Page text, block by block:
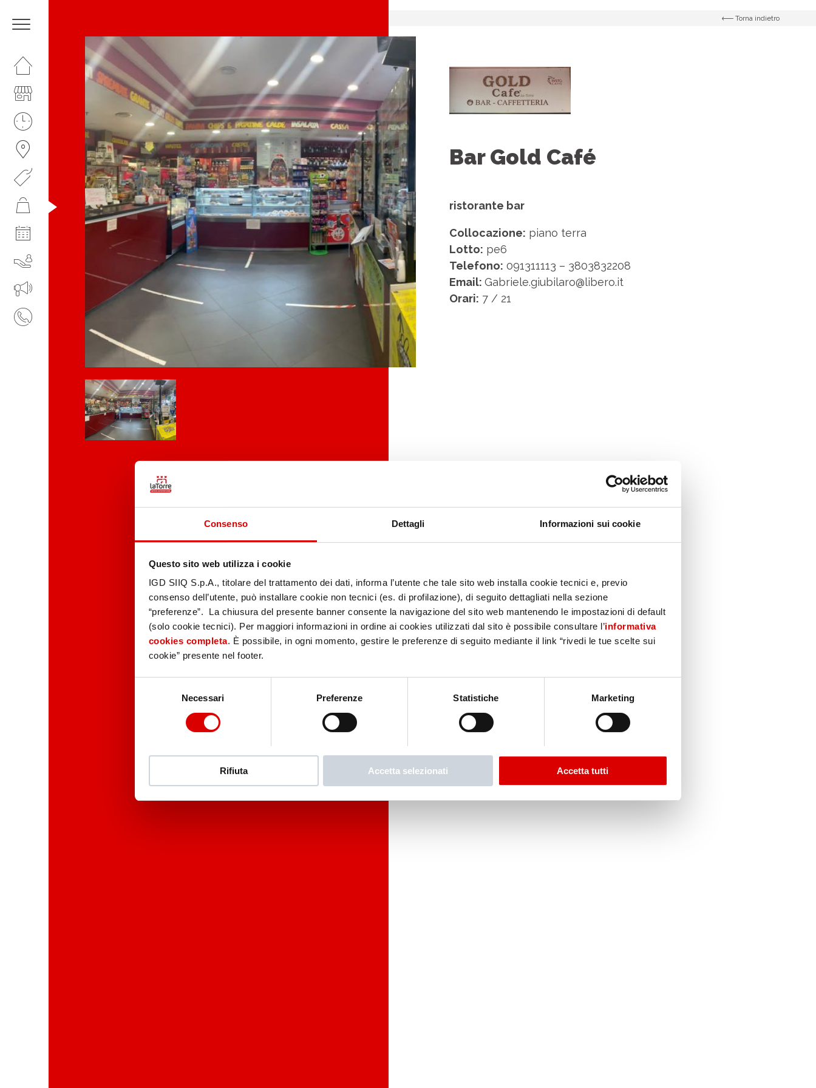
Consenso Dettagli Informazioni sui cookie
Questo sito web utilizza i cookie
IGD SIIQ S.p.A., titolare del trattamento dei dati, informa l’utente che tale sito web installa cookie tecnici e, previo
consenso dell’utente, può installare cookie non tecnici (es. di profilazione), di seguito dettagliati nella sezione
“preferenze”. La chiusura del presente banner consente la navigazione del sito web mantenendo le impostazioni di default
(solo cookie tecnici). Per maggiori informazioni in ordine ai cookies utilizzati dal sito è possibile consultare l’informativa
cookies completa. È possibile, in ogni momento, gestire le preferenze di seguito mediante il link “rivedi le tue scelte sui
cookie” presente nel footer.
Necessari Preferenze Statistiche Marketing
Rifiuta Accetta selezionati Accetta tutti
HOMEPAGE
IL NOSTRO CENTRO
COME RAGGIUNGERCI
PROMOZIONI
NEGOZI
IL TUO BUSINESS AL CENTRO
CONTATTI
Torna indietro
Bar Gold Café
ristorante bar
Collocazione: piano terra
Lotto: pe6
Telefono: 091311113 – 3803832208
Email: Gabriele.giubilaro@libero.it
Orari: 7 / 21